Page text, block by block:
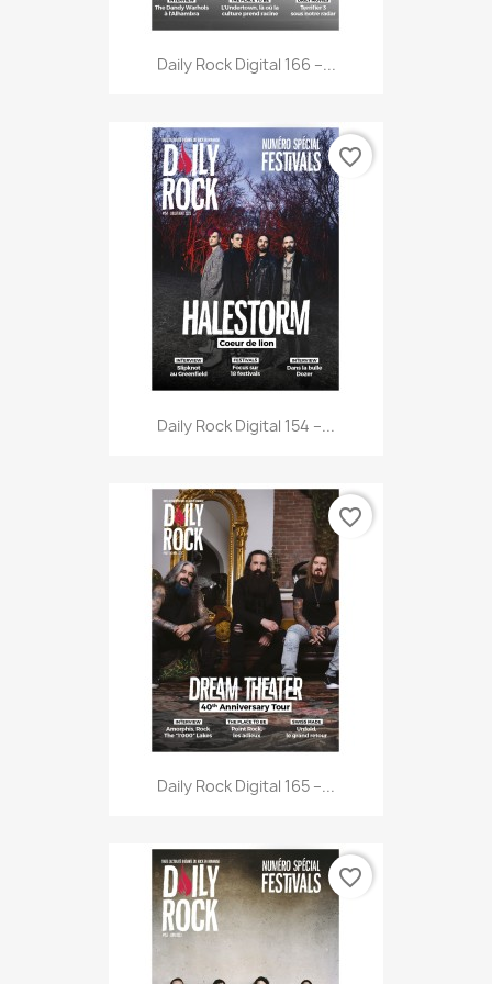
Daily Rock Digital 166 –...
Daily Rock Digital 154 –...
favorite_border
Daily Rock Digital 165 –...
favorite_border
favorite_border